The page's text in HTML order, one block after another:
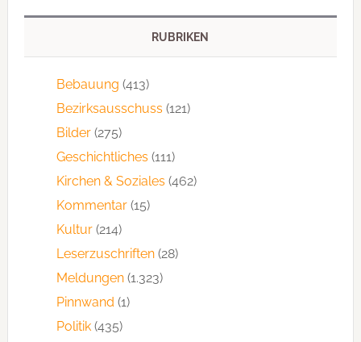
RUBRIKEN
Bebauung (413)
Bezirksausschuss (121)
Bilder(275)
Geschichtliches (111)
Kirchen & Soziales (462)
Kommentar(15)
Kultur(214)
Leserzuschriften(28)
Meldungen(1.323)
Pinnwand (1)
Politik(435)